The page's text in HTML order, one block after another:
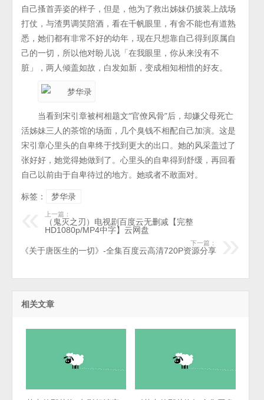
自己搔首弄姿的样子，但是，他为了救出姊妹仍披装上战场
打仗，与渣男调笑陪酒，看在千帆眼里，有舍不能也有道熟
悉，她们都有非常不好的幼年，现在只想靠自己得到原属自
己的一切，所以他对盼儿说「在我眼里，你从来没有不
脏」，两人倾盖如故，白发如新，变成相知相惜的好友。
当看到宋引章被柯相题文“官僚风骨”后，却嫌父母死亡
活姊妹三人的茶馆的场面，几个臭钱不相配自己加演。这是
宋引章心里头的自卑终于找到更大的出口。她的风采盖过了
张好好，她觉得她做到了。心里头的自卑得到舒缓，再回看
自己以前由于自卑待过的地方。她或者不敢面对。
标签：
梦华录
上一篇：
（鬼灭之刃）电视剧百度云无删减【完整
HD1080p/MP4中字】云网盘
下一篇：
《关于唐医生的一切》-全集百度云高清720P资源分享
相关文章